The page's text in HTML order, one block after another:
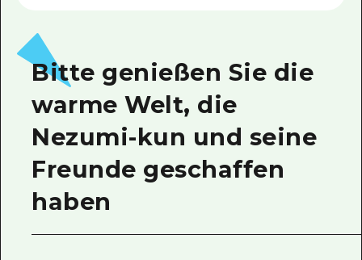
Bitte genießen Sie die
warme Welt, die
Nezumi-kun und seine
Freunde geschaffen
haben